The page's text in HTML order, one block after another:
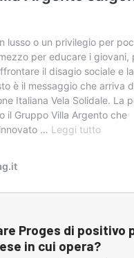
Proges di positivo
in cui opera?